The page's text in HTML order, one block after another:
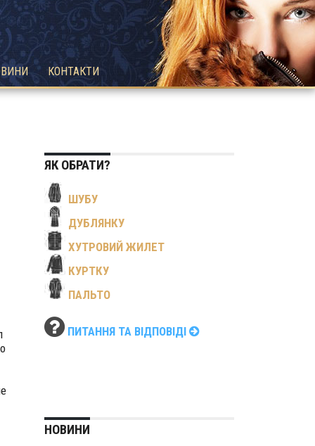
КОНТАКТИ
ЯК ОБРАТИ?
ШУБУ
ДУБЛЯНКУ
ХУТРОВИЙ ЖИЛЕТ
КУРТКУ
ПАЛЬТО
ПИТАННЯ ТА ВІДПОВІДІ
НОВИНИ